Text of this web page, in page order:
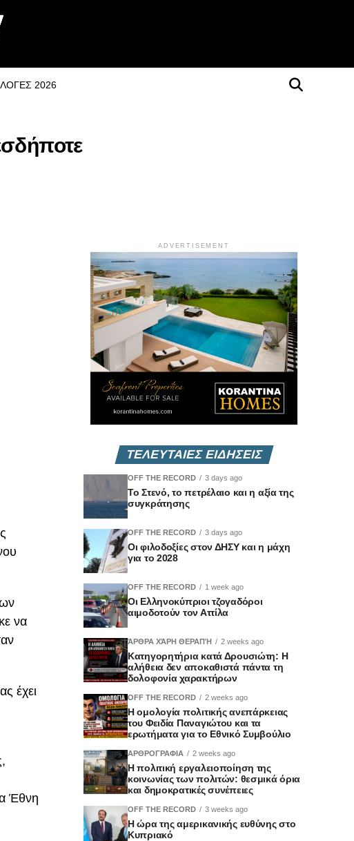
2026
να
έχει
Έθνη
ADVERTISEMENT
ΤΕΛΕΥΤΑΙΕΣ ΕΙΔΗΣΕΙΣ
OFF THE RECORD 3 days ago
Το Στενό, το πετρέλαιο και η αξία της
συγκράτησης
OFF THE RECORD 3 days ago
Οι φιλοδοξίες στον ΔΗΣΥ και η μάχη
για το 2028
OFF THE RECORD 1 week ago
Οι Ελληνοκύπριοι τζογαδόροι
αιμοδοτούν τον Αττίλα
ΆΡΘΡΑ ΧΆΡΗ ΘΕΡΑΠΉ 2 weeks ago
Κατηγορητήρια κατά Δρουσιώτη: Η
αλήθεια δεν αποκαθιστά πάντα τη
δολοφονία χαρακτήρων
OFF THE RECORD 2 weeks ago
Η ομολογία πολιτικής ανεπάρκειας
του Φειδία Παναγιώτου και τα
ερωτήματα για το Εθνικό Συμβούλιο
ΑΡΘΡΟΓΡΑΦΙΑ 2 weeks ago
Η πολιτική εργαλειοποίηση της
κοινωνίας των πολιτών: θεσμικά όρια
και δημοκρατικές συνέπειες
OFF THE RECORD 3 weeks ago
Η ώρα της αμερικανικής ευθύνης στο
Κυπριακό